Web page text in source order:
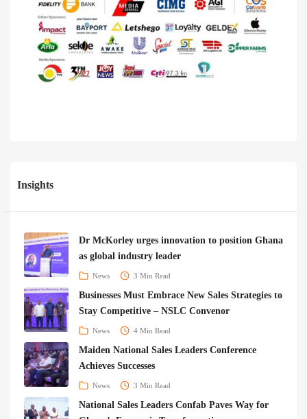
Insights
Dr McKorley urges innovation to position Ghana
as global industry leader
News 3 Min Read
Businesses Must Embrace New Sales Strategies to
Stay Competitive – NSLC Convenor
News 4 Min Read
Maiden National Sales Leaders Conference
Achieves Successes
News 3 Min Read
National Sales Leaders Confab Paves Way for